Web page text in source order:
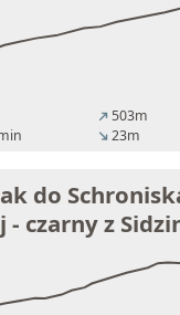
north_east 503m
south_east 23m
do
czarny z